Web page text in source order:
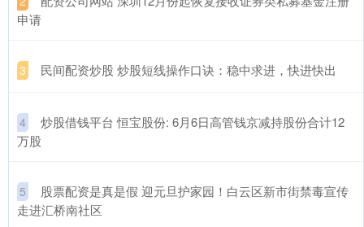
申请
3 ​民间配资炒股 炒股短线操作口诀：稳中求进，快进快出
4
​炒股借钱平台 恒宝股份: 6月6日高管钱京减持股份合计12
万股
5
​股票配资是真是假 迎元旦护家园！白云区新市街禁毒宣传
走进汇桥南社区